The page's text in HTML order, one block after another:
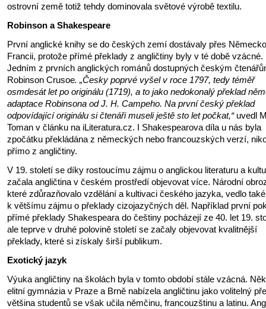
ostrovní země totiž tehdy dominovala světové výrobě textilu.
Robinson a Shakespeare
První anglické knihy se do českých zemí dostávaly přes
Francii, protože přímé překlady z angličtiny byly v té době vzácné.
Jedním z prvních anglických románů dostupných českým
Robinson Crusoe. „Česky poprvé vyšel v roce 1797, tedy téměř
osmdesát let po originálu (1719), a to jako nedokonalý překlad
adaptace Robinsona od J. H. Campeho. Na první český překlad
odpovídající originálu si čtenáři museli ještě sto let počkat,“uvedl
Toman v článku na iLiteratura.cz. I Shakespearova díla u nás byla
zpočátku překládána z německých nebo francouzských verzí,
přímo z angličtiny.
V 19. století se díky rostoucímu zájmu o anglickou literaturu a
začala angličtina v českém prostředí objevovat více. Národní
které zdůrazňovalo vzdělání a kultivaci českého jazyka, vedlo také
k většímu zájmu o překlady cizojazyčných děl. Například první
přímé překlady Shakespeara do češtiny pocházejí ze 40. let 19.
ale teprve v druhé polovině století se začaly objevovat kvalitnější
překlady, které si získaly širší publikum.
Exotický jazyk
Výuka angličtiny na školách byla v tomto období stále vzácná.
elitní gymnázia v Praze a Brně nabízela angličtinu jako volitelný
většina studentů se však učila němčinu, francouzštinu a latinu.